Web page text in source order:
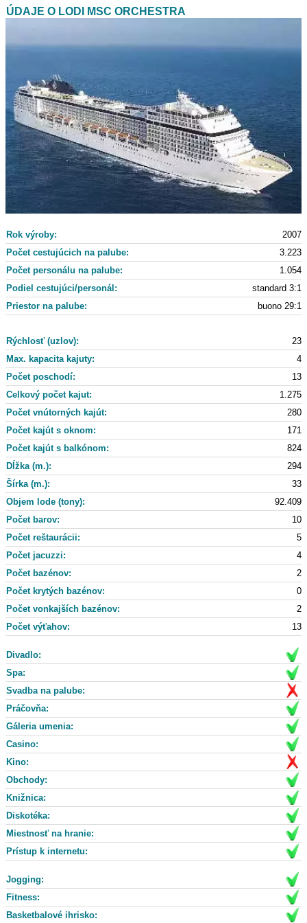
ÚDAJE O LODI MSC ORCHESTRA
Rok výroby:
2007
Počet cestujúcich na palube:
3.223
Počet personálu na palube:
1.054
Podiel cestujúci/personál:
standard 3:1
Priestor na palube:
buono 29:1
23
Rýchlosť (uzlov):
4
Max. kapacita kajuty:
Počet poschodí:
13
Celkový počet kajut:
1.275
Počet vnútorných kajút:
280
Počet kajút s oknom:
171
Počet kajút s balkónom:
824
Dĺžka (m.):
294
Šírka (m.):
33
Objem lode (tony):
92.409
Počet barov:
10
Počet reštaurácii:
5
Počet jacuzzi:
4
Počet bazénov:
2
Počet krytých bazénov:
0
Počet vonkajších bazénov:
2
Počet výťahov:
13
Divadlo:
Spa:
Svadba na palube:
Práčovňa:
Gáleria umenia:
Casino:
Kino:
Obchody:
Knižnica:
Diskotéka:
Miestnosť na hranie:
Prístup k internetu:
Jogging:
Fitness:
Basketbalové ihrisko: